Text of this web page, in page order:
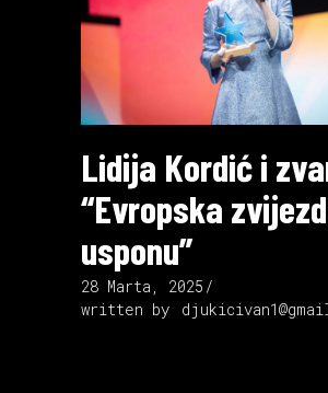
Lidija Kordić i
“Evropska
usponu”
28 Marta, 2025
written by